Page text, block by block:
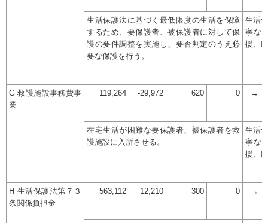
生活保護法に基づく最低限度の生活を保障
するため、要保護者、被保護者に対して保
護の要件調整を実施し、要否判定のうえ必
要な保護を行う。
生活
寧な
援、
G 救護施設事務費事
業
119,264 -29,972 620 0 →
在宅生活が困難な要保護者、被保護者を救
護施設に入所させる。
生活
寧な
援、
H 生活保護法第７３
条関係負担金
563,112 12,210 300 0 →